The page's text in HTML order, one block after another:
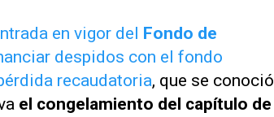
en vigor del Fondo de
despidos con el fondo
recaudatoria, que se conoció
el congelamiento del capítulo de